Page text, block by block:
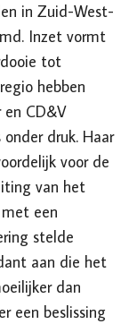
in Zuid-West-
Inzet vormt
tot
hebben
en CD&V
druk. Haar
voor de
van het
een
stelde
aan die het
dan
een beslissing